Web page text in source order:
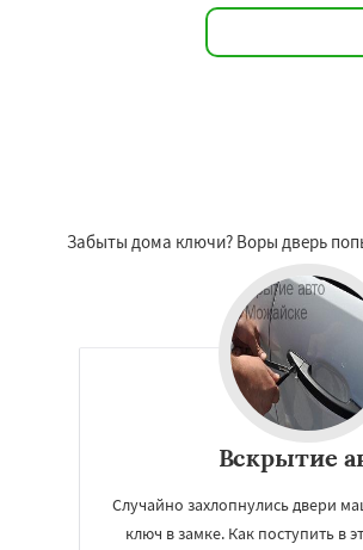
Забыты дома ключи? Воры дверь
Вскрытие
Случайно захлопнулись двери
ключ в замке. Как поступить в